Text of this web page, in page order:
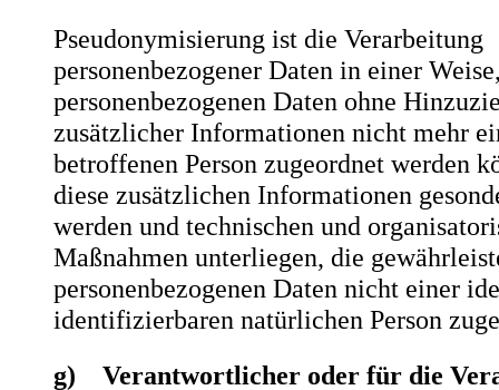
Pseudonymisierung ist die Verarbeitung
personenbezogener Daten in einer
personenbezogenen Daten ohne
zusätzlicher Informationen nicht mehr
betroffenen Person zugeordnet werden
diese zusätzlichen Informationen
werden und technischen und
Maßnahmen unterliegen, die
personenbezogenen Daten nicht einer
identifizierbaren natürlichen Person
g) Verantwortlicher oder für die